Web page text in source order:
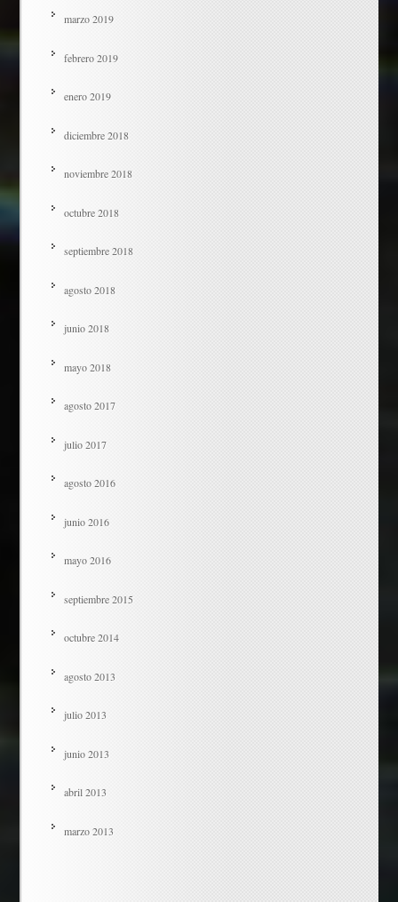
marzo 2019
febrero 2019
enero 2019
diciembre 2018
noviembre 2018
octubre 2018
septiembre 2018
agosto 2018
junio 2018
mayo 2018
agosto 2017
julio 2017
agosto 2016
junio 2016
mayo 2016
septiembre 2015
octubre 2014
agosto 2013
julio 2013
junio 2013
abril 2013
marzo 2013